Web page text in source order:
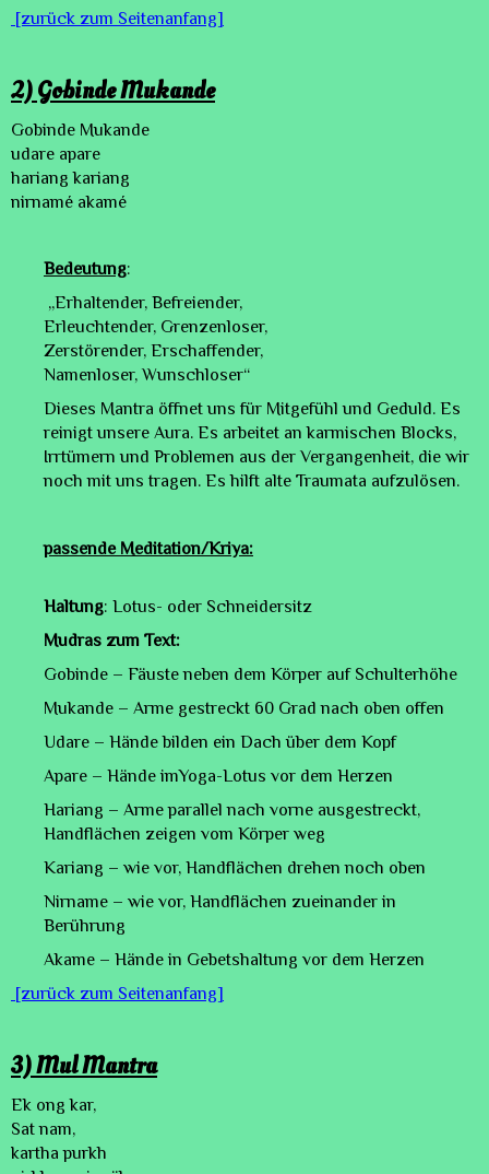
[zurück zum Seitenanfang]
2) Gobinde Mukande
Gobinde Mukande
udare apare
hariang kariang
nirnamé akamé
Bedeutung:
„Erhaltender, Befreiender,
Erleuchtender, Grenzenloser,
Zerstörender, Erschaffender,
Namenloser, Wunschloser“
Dieses Mantra öffnet uns für Mitgefühl und Geduld. Es
reinigt unsere Aura. Es arbeitet an karmischen Blocks,
Irrtümern und Problemen aus der Vergangenheit, die wir
noch mit uns tragen. Es hilft alte Traumata aufzulösen.
passende Meditation/Kriya:
Haltung: Lotus- oder Schneidersitz
Mudras zum Text:
Gobinde – Fäuste neben dem Körper auf Schulterhöhe
Mukande – Arme gestreckt 60 Grad nach oben offen
Udare – Hände bilden ein Dach über dem Kopf
Apare – Hände imYoga-Lotus vor dem Herzen
Hariang – Arme parallel nach vorne ausgestreckt,
Handflächen zeigen vom Körper weg
Kariang – wie vor, Handflächen drehen noch oben
Nirname – wie vor, Handflächen zueinander in
Berührung
Akame – Hände in Gebetshaltung vor dem Herzen
[zurück zum Seitenanfang]
3) Mul Mantra
Ek ong kar,
Sat nam,
kartha purkh